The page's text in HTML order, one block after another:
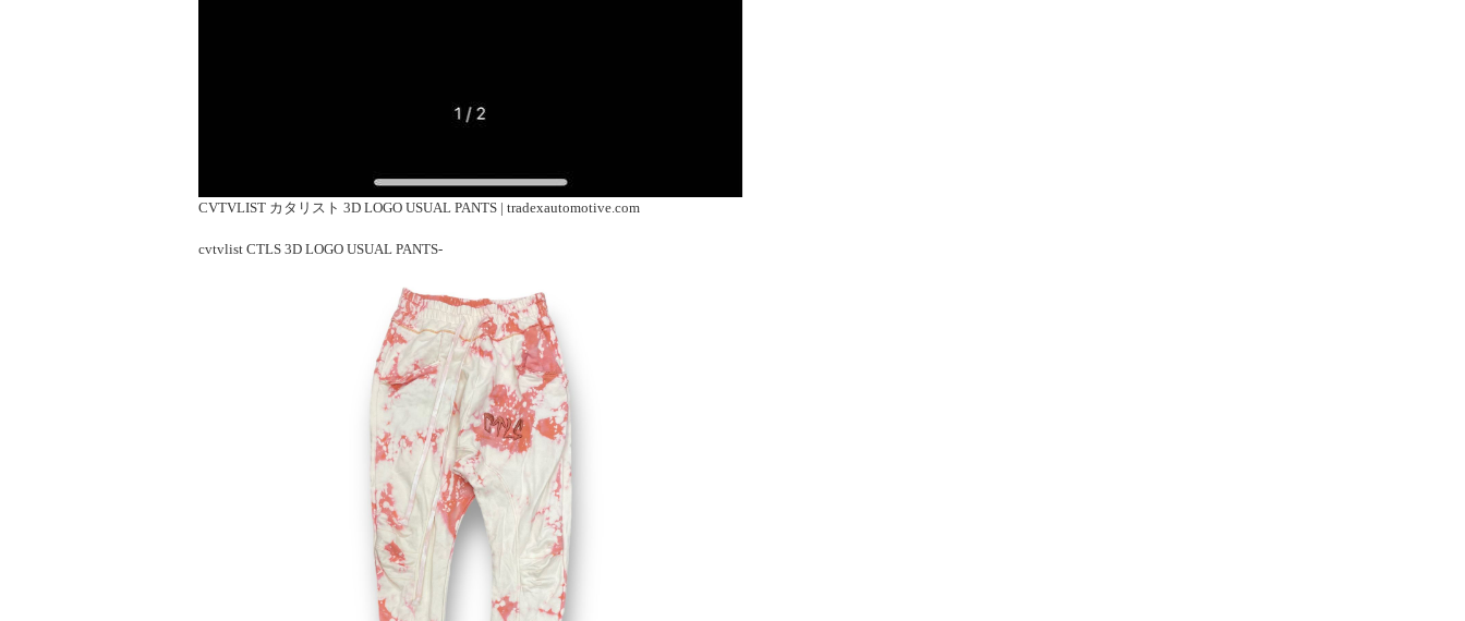
CVTVLIST カタリスト 3D LOGO USUAL PANTS | tradexautomotive.com
cvtvlist CTLS 3D LOGO USUAL PANTS-